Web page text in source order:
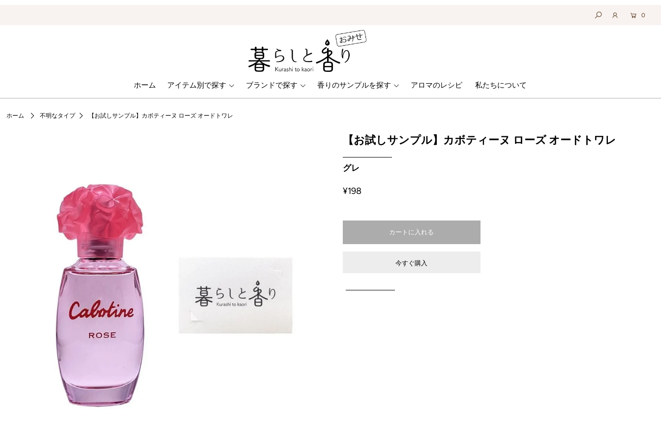
0
ホーム アイテム別で探す ブランドで探す 香りのサンプルを探す アロマのレシピ 私たちについて
ホーム 不明なタイプ 【お試しサンプル】カボティーヌ ローズ オードトワレ
【お試しサンプル】カボティーヌ ローズ オードトワレ
グレ
¥198
今すぐ購入